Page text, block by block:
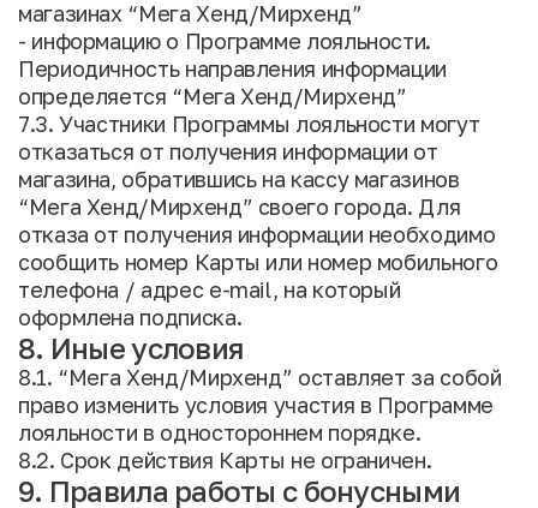
магазинах “Мега Хенд/Мирхенд”
- информацию о Программе лояльности.
Периодичность направления информации
определяется “Мега Хенд/Мирхенд”
7.3. Участники Программы лояльности могут
отказаться от получения информации от
магазина, обратившись на кассу магазинов
“Мега Хенд/Мирхенд” своего города. Для
отказа от получения информации необходимо
сообщить номер Карты или номер мобильного
телефона / адрес e-mail, на который
оформлена подписка.
8. Иные условия
8.1. “Мега Хенд/Мирхенд” оставляет за собой
право изменить условия участия в Программе
лояльности в одностороннем порядке.
8.2. Срок действия Карты не ограничен.
9. Правила работы с бонусными